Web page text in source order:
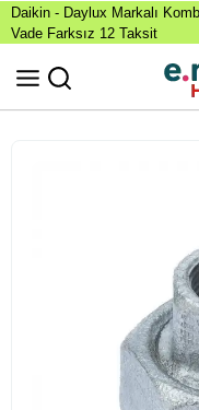
Daikin - Daylux Markalı
Vade Farksız 12 Taksit